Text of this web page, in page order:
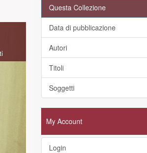
Questa Collezione
Data di pubblicazione
Autori
Titoli
Soggetti
My Account
Login